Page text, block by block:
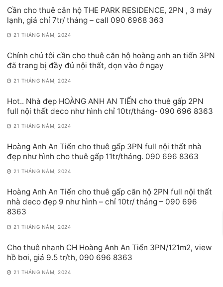
Cần cho thuê căn hộ THE PARK RESIDENCE, 2PN , 3 máy
lạnh, giá chỉ 7tr/ tháng – call 090 6968 363
21 THÁNG NĂM, 2024
Chính chủ tôi cần cho thuê căn hộ hoàng anh an tiến 3PN
đã trang bị đầy đủ nội thất, dọn vào ở ngay
21 THÁNG NĂM, 2024
Hot.. Nhà đẹp HOÀNG ANH AN TIẾN cho thuê gấp 2PN
full nội thất deco như hình chỉ 10tr/tháng- 090 696 8363
21 THÁNG NĂM, 2024
Hoàng Anh An Tiến cho thuê gấp 3PN full nội thất nhà
đẹp như hình cho thuê gấp 11tr/tháng. 090 696 8363
21 THÁNG NĂM, 2024
Hoàng Anh An Tiến cho thuê gấp căn hộ 2PN full nội thất
nhà deco đẹp 9 như hình – chỉ 10tr/ tháng – 090 696
8363
21 THÁNG NĂM, 2024
Cho thuê nhanh CH Hoàng Anh An Tiến 3PN/121m2, view
hồ bơi, giá 9.5 tr/th, 090 696 8363
21 THÁNG NĂM, 2024